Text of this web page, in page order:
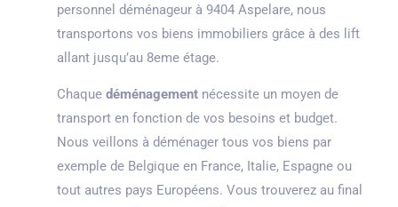
personnel déménageur à 9404 Aspelare, nous
transportons vos biens immobiliers grâce à des lift
allant jusqu’au 8eme étage.
Chaque déménagement nécessite un moyen de
transport en fonction de vos besoins et budget.
Nous veillons à déménager tous vos biens par
exemple de Belgique en France, Italie, Espagne ou
tout autres pays Européens. Vous trouverez au final